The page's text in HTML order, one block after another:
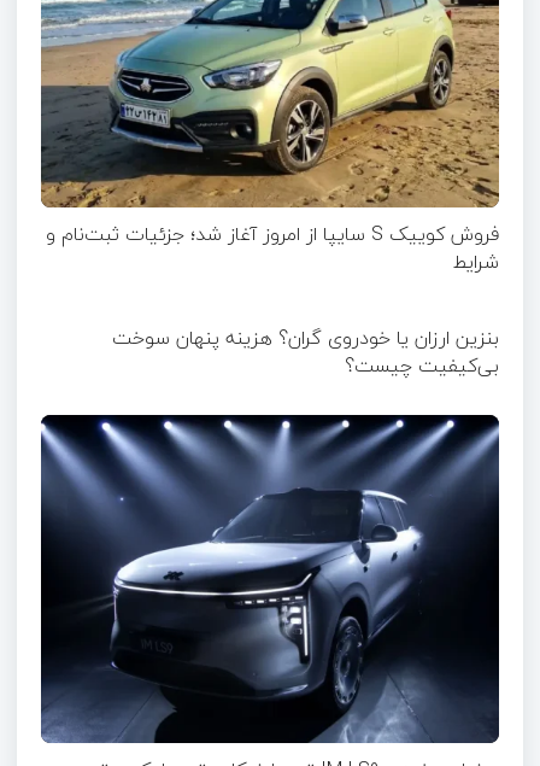
فروش کوییک S سایپا از امروز آغاز شد؛ جزئیات ثبت‌نام و
شرایط
بنزین ارزان یا خودروی گران؟ هزینه پنهان سوخت
بی‌کیفیت چیست؟